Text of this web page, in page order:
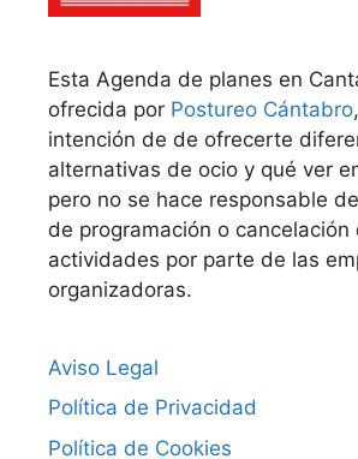
Esta Agenda de planes en
ofrecida por Postureo Cántabro
intención de de ofrecerte
alternativas de ocio y qué ver
pero no se hace responsable
de programación o cancelación
actividades por parte de las
organizadoras.
Aviso Legal
Política de Privacidad
Política de Cookies